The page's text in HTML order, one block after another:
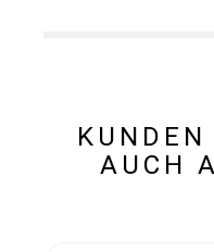
AUCH